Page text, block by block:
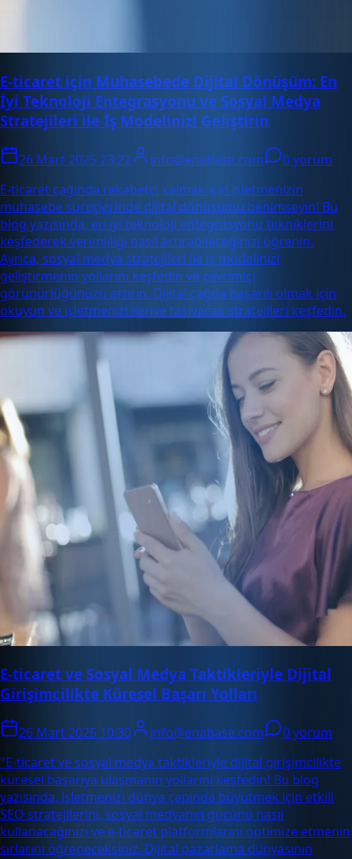
E-ticaret için Muhasebede Dijital Dönüşüm: En
İyi Teknoloji Entegrasyonu ve Sosyal Medya
Stratejileri ile İş Modelinizi Geliştirin
26 Mart 2025 23:22 info@enabase.com
0 yorum
E-ticaret çağında rekabetçi kalmak için işletmenizin
muhasebe süreçlerinde dijital dönüşümü benimseyin! Bu
blog yazısında, en iyi teknoloji entegrasyonu tekniklerini
keşfederek verimliliği nasıl artırabileceğinizi öğrenin.
Ayrıca, sosyal medya stratejileri ile iş modelinizi
geliştirmenin yollarını keşfedin ve çevrimiçi
görünürlüğünüzü artırın. Dijital çağda başarılı olmak için
okuyun ve işletmenizi ileriye taşıyacak stratejileri keşfedin.
E-ticaret ve Sosyal Medya Taktikleriyle Dijital
Girişimcilikte Küresel Başarı Yolları
26 Mart 2025 10:30 info@enabase.com
0 yorum
"E-ticaret ve sosyal medya taktikleriyle dijital girişimcilikte
küresel başarıya ulaşmanın yollarını keşfedin! Bu blog
yazısında, işletmenizi dünya çapında büyütmek için etkili
SEO stratejilerini, sosyal medyanın gücünü nasıl
kullanacağınızı ve e-ticaret platformlarını optimize etmenin
sırlarını öğreneceksiniz. Dijital pazarlama dünyasının